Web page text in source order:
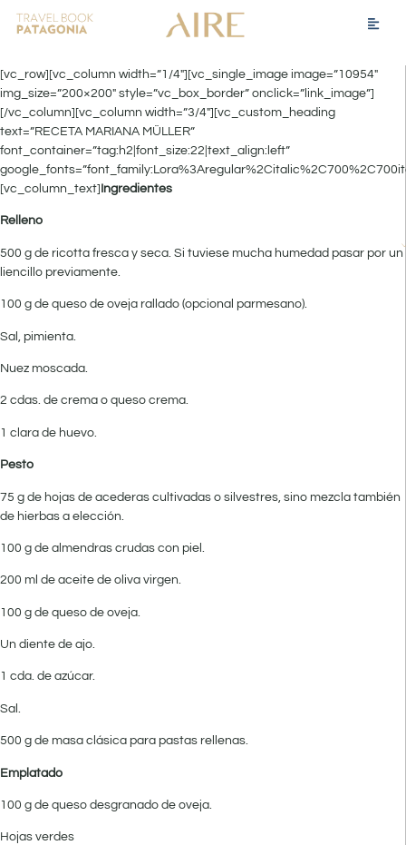
[vc_row][vc_column width=”1/4″][vc_single_image image=”10954″
img_size=”200×200″ style=”vc_box_border” onclick=”link_image”]
[/vc_column][vc_column width=”3/4″][vc_custom_heading
text=”RECETA MARIANA MÜLLER”
font_container=”tag:h2|font_size:22|text_align:left”
[vc_column_text] Ingredientes
Relleno
500 g de ricotta fresca y seca. Si tuviese mucha humedad pasar por un
lien­cillo previamente.
100 g de queso de oveja rallado (opcional parmesano).
Sal, pimienta.
Nuez moscada.
2 cdas. de crema o queso crema.
1 clara de huevo.
Pesto
75 g de hojas de acederas cultivadas o silvestres, sino mezcla también
de hierbas a elección.
100 g de almendras crudas con piel.
200 ml de aceite de oliva virgen.
100 g de queso de oveja.
Un diente de ajo.
1 cda. de azúcar.
Sal.
500 g de masa clásica para pastas re­llenas.
Emplatado
100 g de queso desgranado de oveja.
Hojas verdes